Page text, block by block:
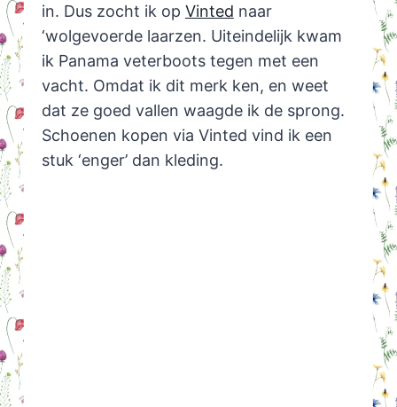
in. Dus zocht ik op Vinted naar
‘wolgevoerde laarzen. Uiteindelijk kwam
ik Panama veterboots tegen met een
vacht. Omdat ik dit merk ken, en weet
dat ze goed vallen waagde ik de sprong.
Schoenen kopen via Vinted vind ik een
stuk ‘enger’ dan kleding.